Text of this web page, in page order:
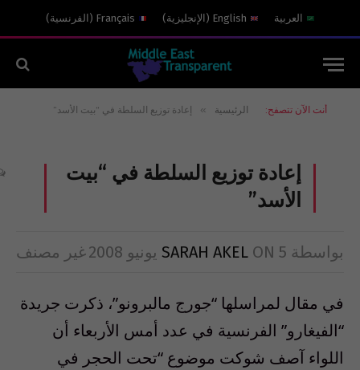
العربية English
( الإنجليزية)
Français
( الفرنسية)
أنت الآن تتصفح: الرئيسية » إعادة توزيع السلطة في “بيت الأسد”
إعادة توزيع السلطة في “بيت
الأسد”
بواسطة SARAH AKEL ON 5 يونيو 2008 غير مصنف
في مقال لمراسلها “جورج مالبرونو”، ذكرت جريدة
“الفيغارو” الفرنسية في عدد أمس الأربعاء أن
اللواء آصف شوكت موضوع “تحت الحجر في